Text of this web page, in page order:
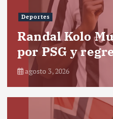
Deportes
Randal Kolo
por PSG y
agosto 3, 2026